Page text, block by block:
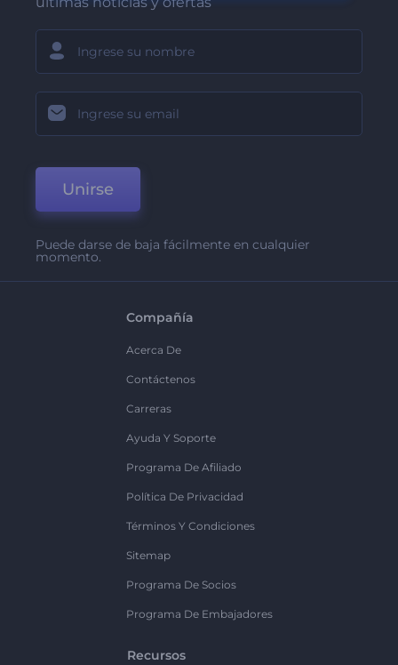
Unirse
Puede darse de baja fácilmente en cualquier
momento.
Compañía
Acerca De
Contáctenos
Carreras
Ayuda Y Soporte
Programa De Afiliado
Política De Privacidad
Términos Y Condiciones
Sitemap
Programa De Socios
Programa De Embajadores
Recursos